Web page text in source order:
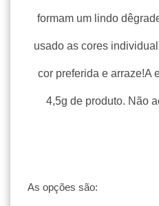
formam um lindo
usado as cores
cor preferida e arraze!A
4,5g de produto. Não
As opções são: